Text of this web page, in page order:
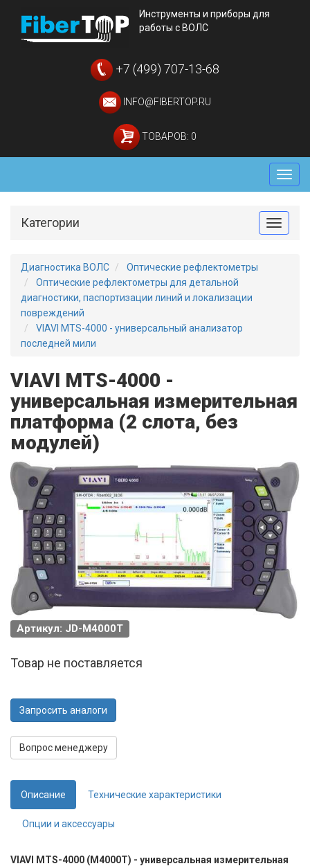
Инструменты и приборы для
работы с ВОЛС
+7 (499) 707-13-68
INFO@FIBERTOP.RU
ТОВАРОВ: 0
Меню
Toggle
Категории
Диагностика ВОЛС
Оптические рефлектометры
Оптические рефлектометры для детальной
диагностики, паспортизации линий и локализации
повреждений
VIAVI MTS-4000 - универсальный анализатор
последней мили
VIAVI MTS-4000 -
универсальная измерительная
платформа (2 слота, без
модулей)
Артикул: JD-M4000T
Товар не поставляется
Запросить аналоги
Вопрос менеджеру
Описание Технические характеристики
Опции и аксессуары
VIAVI MTS-4000 (M4000T) - универсальная измерительная